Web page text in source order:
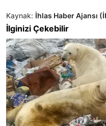
Kaynak: İhlas Haber Ajansı